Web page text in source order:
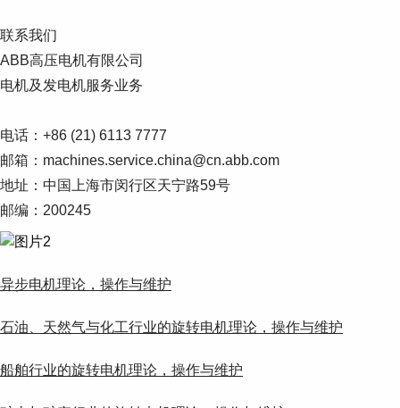
联系我们
ABB高压电机有限公司
电机及发电机服务业务
电话：+86 (21) 6113 7777
邮箱：machines.service.china@cn.abb.com
地址：中国上海市闵行区天宁路59号
邮编：200245
异步电机理论，操作与维护
石油、天然气与化工行业的旋转电机理论，操作与维护
船舶行业的旋转电机理论，操作与维护